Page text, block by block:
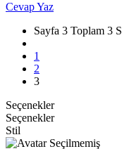
Cevap Yaz
Sayfa 3 Toplam 3
1
2
3
Seçenekler
Seçenekler
Stil